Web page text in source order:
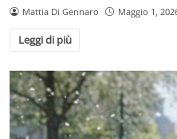
Mattia Di Gennaro Maggio 1,
Leggi di più